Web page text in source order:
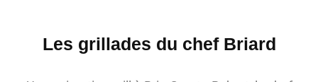
Les grillades du chef Briard